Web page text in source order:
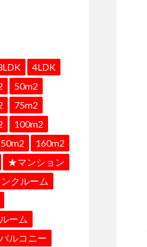
4LDK
50m2
75m2
100m2
160m2
★マンション
ンクルーム
ーム
ルコニー